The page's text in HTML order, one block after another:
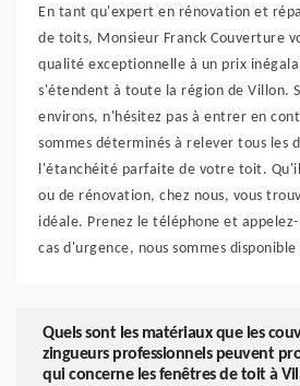
En tant qu'expert en rénovation et
de toits, Monsieur Franck Couverture
qualité exceptionnelle à un prix
s'étendent à toute la région de Villon.
environs, n'hésitez pas à entrer en
sommes déterminés à relever tous les
l'étanchéité parfaite de votre toit.
ou de rénovation, chez nous, vous
idéale. Prenez le téléphone et
cas d'urgence, nous sommes
Quels sont les matériaux que les
zingueurs professionnels peuvent
qui concerne les fenêtres de toit à